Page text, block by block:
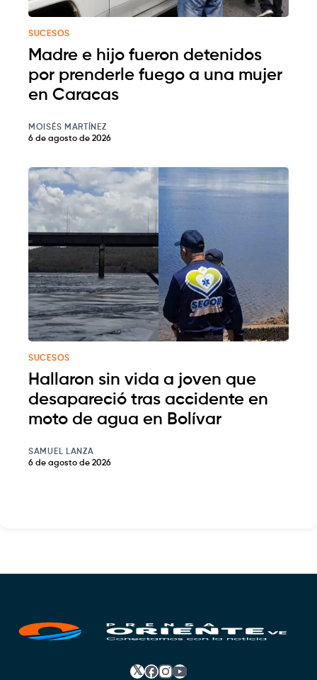
SUCESOS
Madre e hijo fueron detenidos
por prenderle fuego a una mujer
en Caracas
MOISÉS MARTÍNEZ
6 de agosto de 2026
SUCESOS
Hallaron sin vida a joven que
desapareció tras accidente en
moto de agua en Bolívar
SAMUEL LANZA
6 de agosto de 2026
𝕏